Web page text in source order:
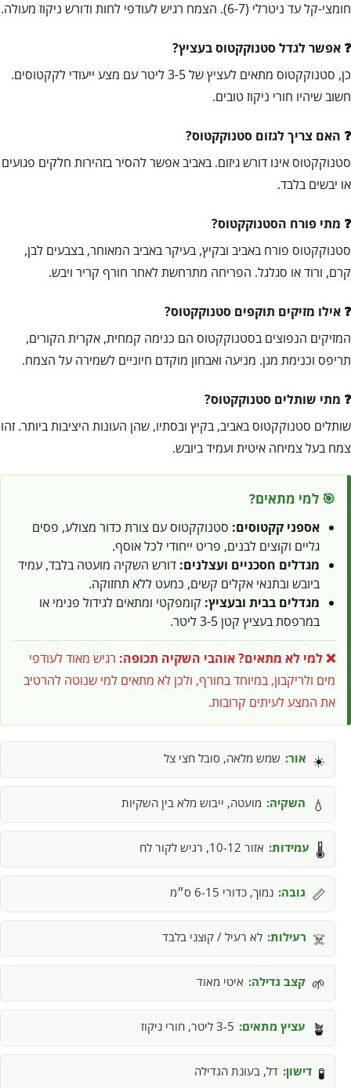
חומצי-קל עד ניטרלי (6-7). הצמח רגיש לעודפי לחות ודורש ניקוז מעולה.
אפשר לגדל סטנוקקטוס בעציץ?
כן, סטנוקקטוס מתאים לעציץ של 3-5 ליטר עם מצע ייעודי לקקטוסים.
חשוב שיהיו חורי ניקוז טובים.
האם צריך לגזום סטנוקקטוס?
סטנוקקטוס אינו דורש גיזום. באביב אפשר להסיר בזהירות חלקים פגועים
או יבשים בלבד.
מתי פורח הסטנוקקטוס?
סטנוקקטוס פורח באביב ובקיץ, בעיקר באביב המאוחר, בצבעים לבן,
קרם, ורוד או סגלגל. הפריחה מתרחשת לאחר חורף קריר ויבש.
אילו מזיקים תוקפים סטנוקקטוס?
המזיקים הנפוצים בסטנוקקטוס הם כנימה קמחית, אקרית הקורים,
תריפס וכנימת מגן. מניעה ואבחון מוקדם חיוניים לשמירה על הצמח.
מתי שותלים סטנוקקטוס?
שותלים סטנוקקטוס באביב, בקיץ ובסתיו, שהן העונות היציבות ביותר. זהו
צמח בעל צמיחה איטית ועמיד ביובש.
🎯 למי מתאים?
אספני קקטוסים: סטנוקקטוס עם צורת כדור מצולע, פסים
גליים וקוצים לבנים, פריט ייחודי לכל אוסף.
מגדלים חסכניים ועצלנים: דורש השקיה מועטה בלבד, עמיד
ביובש ובתנאי אקלים קשים, כמעט ללא תחזוקה.
מגדלים בבית ובעציץ: קומפקטי ומתאים לגידול פנימי או
במרפסת בעציץ קטן 3-5 ליטר.
❌ למי לא מתאים?אוהבי השקיה תכופה: רגיש מאוד לעודפי
מים ולריקבון, במיוחד בחורף, ולכן לא מתאים למי שנוטה להרטיב
את המצע לעיתים קרובות.
☀️ אור: שמש מלאה, סובל חצי צל
💧 השקיה: מועטה, ייבוש מלא בין השקיות
🌡️ עמידות: אזור 10-12, רגיש לקור לח
📏 גובה: נמוך, כדורי 6-15 ס״מ
☠️ רעילות: לא רעיל / קוצני בלבד
🌱 קצב גדילה: איטי מאוד
🪴 עציץ מתאים: 3-5 ליטר, חורי ניקוז
🧪 דישון: דל, בעונת הגדילה